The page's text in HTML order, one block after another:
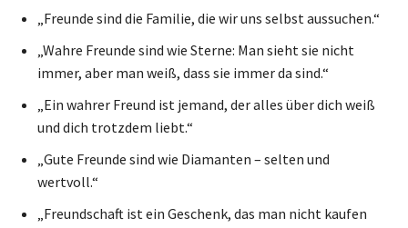
„Freunde sind die Familie, die wir uns selbst aussuchen.“
„Wahre Freunde sind wie Sterne: Man sieht sie nicht
immer, aber man weiß, dass sie immer da sind.“
„Ein wahrer Freund ist jemand, der alles über dich weiß
und dich trotzdem liebt.“
„Gute Freunde sind wie Diamanten – selten und
wertvoll.“
„Freundschaft ist ein Geschenk, das man nicht kaufen